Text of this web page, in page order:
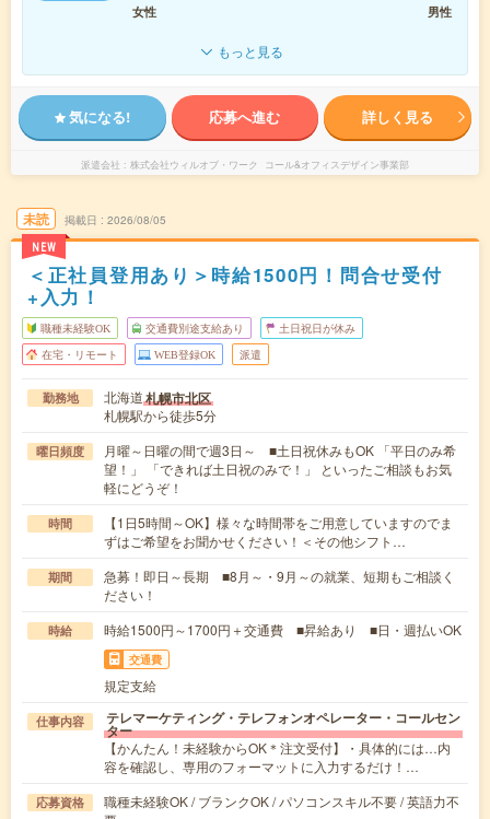
女性
男性
もっと見る
気になる! 応募へ進む 詳しく見る
派遣会社 株式会社ウィルオブ・ワーク コール&オフィスデザイン事業部
未読
NEW
掲載日 2026/08/05
＜正社員登用あり＞時給1500円！問合せ受付
+入力！
職種未経験OK 交通費別途支給あり 土日祝日が休み
在宅・リモート WEB登録OK 派遣
勤務地 北海道札幌市北区
札幌駅から徒歩5分
曜日頻度
月曜～日曜の間で週3日～ ■土日祝休みもOK 「平日のみ希
望！」 「できれば土日祝のみで！」 といったご相談もお気
軽にどうぞ！
時間
【1日5時間～OK】様々な時間帯をご用意していますのでま
ずはご希望をお聞かせください！＜その他シフト…
期間
急募！即日～長期 ■8月～・9月～の就業、短期もご相談く
ださい！
時給 時給1500円～1700円＋交通費 ■昇給あり ■日・週払いOK
交通費
規定支給
仕事内容 テレマーケティング・テレフォンオペレーター・コールセン
ター
【かんたん！未経験からOK＊注文受付】・具体的には…内
容を確認し、専用のフォーマットに入力するだけ！…
応募資格
職種未経験OK / ブランクOK / パソコンスキル不要 / 英語力不